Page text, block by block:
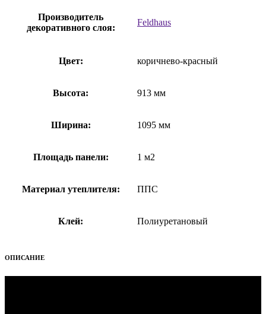
Производитель
декоративного слоя:
Feldhaus
Цвет: коричнево-красный
Высота: 913 мм
Ширина: 1095 мм
Площадь панели: 1 м2
Материал утеплителя: ППС
Клей: Полиуретановый
ОПИСАНИЕ